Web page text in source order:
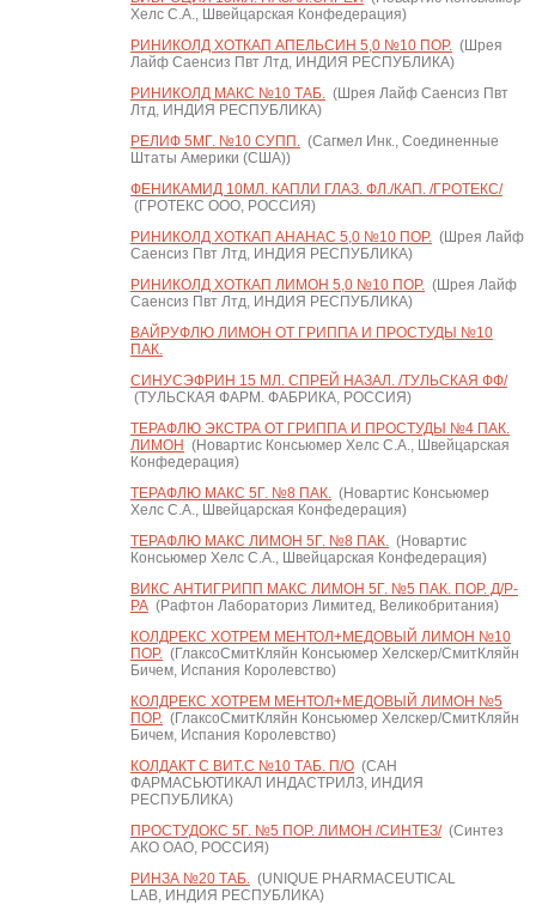
Хелс С.А., Швейцарская Конфедерация)
РИНИКОЛД ХОТКАП АПЕЛЬСИН 5,0 №10 ПОР.(Шрея
Лайф Саенсиз Пвт Лтд, ИНДИЯ РЕСПУБЛИКА)
РИНИКОЛД МАКС №10 ТАБ.(Шрея Лайф Саенсиз Пвт
Лтд, ИНДИЯ РЕСПУБЛИКА)
РЕЛИФ 5МГ. №10 СУПП.(Сагмел Инк., Соединенные
Штаты Америки (США))
ФЕНИКАМИД 10МЛ. КАПЛИ ГЛАЗ. ФЛ./КАП. /ГРОТЕКС/
(ГРОТЕКС ООО, РОССИЯ)
РИНИКОЛД ХОТКАП АНАНАС 5,0 №10 ПОР.(Шрея Лайф
Саенсиз Пвт Лтд, ИНДИЯ РЕСПУБЛИКА)
РИНИКОЛД ХОТКАП ЛИМОН 5,0 №10 ПОР.(Шрея Лайф
Саенсиз Пвт Лтд, ИНДИЯ РЕСПУБЛИКА)
ВАЙРУФЛЮ ЛИМОН ОТ ГРИППА И ПРОСТУДЫ №10
ПАК.
СИНУСЭФРИН 15 МЛ. СПРЕЙ НАЗАЛ. /ТУЛЬСКАЯ ФФ/
(ТУЛЬСКАЯ ФАРМ. ФАБРИКА, РОССИЯ)
ТЕРАФЛЮ ЭКСТРА ОТ ГРИППА И ПРОСТУДЫ №4 ПАК.
ЛИМОН (Новартис Консьюмер Хелс С.А., Швейцарская
Конфедерация)
ТЕРАФЛЮ МАКС 5Г. №8 ПАК.(Новартис Консьюмер
Хелс С.А., Швейцарская Конфедерация)
ТЕРАФЛЮ МАКС ЛИМОН 5Г. №8 ПАК.(Новартис
Консьюмер Хелс С.А., Швейцарская Конфедерация)
ВИКС АНТИГРИПП МАКС ЛИМОН 5Г. №5 ПАК. ПОР. Д/Р-
РА(Рафтон Лабораториз Лимитед, Великобритания)
КОЛДРЕКС ХОТРЕМ МЕНТОЛ+МЕДОВЫЙ ЛИМОН №10
ПОР.(ГлаксоСмитКляйн Консьюмер Хелскер/СмитКляйн
Бичем, Испания Королевство)
КОЛДРЕКС ХОТРЕМ МЕНТОЛ+МЕДОВЫЙ ЛИМОН №5
ПОР.(ГлаксоСмитКляйн Консьюмер Хелскер/СмитКляйн
Бичем, Испания Королевство)
КОЛДАКТ С ВИТ.С №10 ТАБ. П/О(САН
ФАРМАСЬЮТИКАЛ ИНДАСТРИЛЗ, ИНДИЯ
РЕСПУБЛИКА)
ПРОСТУДОКС 5Г. №5 ПОР. ЛИМОН /СИНТЕЗ/(Синтез
АКО ОАО, РОССИЯ)
РИНЗА №20 ТАБ.(UNIQUE PHARMACEUTICAL
LAB, ИНДИЯ РЕСПУБЛИКА)